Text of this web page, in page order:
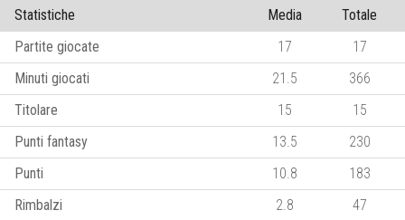
Statistiche Media
Totale
Partite giocate
17
17
Minuti giocati
21.5
366
Titolare
15
15
Punti fantasy
13.5
230
Punti
10.8
183
Rimbalzi
2.8
47